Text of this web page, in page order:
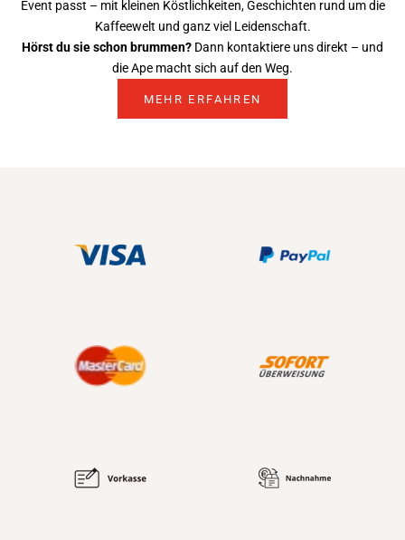
Event passt – mit kleinen Köstlichkeiten, Geschichten rund um die
Kaffeewelt und ganz viel Leidenschaft.
Hörst du sie schon brummen? Dann kontaktiere uns direkt – und
die Ape macht sich auf den Weg.
MEHR ERFAHREN